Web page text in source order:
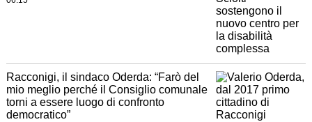
Racconigi, il sindaco Oderda: “Farò del
mio meglio perché il Consiglio comunale
torni a essere luogo di confronto
democratico”